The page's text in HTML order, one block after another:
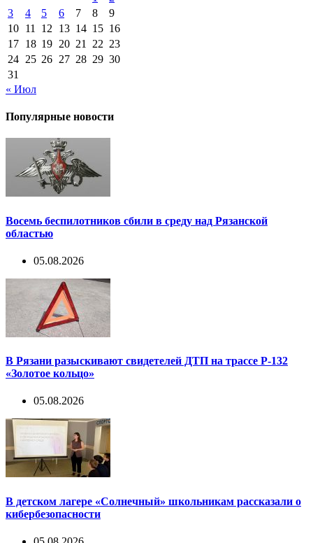
3
4 5 6 7 8
9
10 11 12 13 14 15 16
17 18 19 20 21 22 23
24 25 26 27 28 29 30
31
« Июл
Популярные новости
Восемь беспилотников сбили в среду над Рязанской
областью
05.08.2026
В Рязани разыскивают свидетелей ДТП на трассе Р-132
«Золотое кольцо»
05.08.2026
В детском лагере «Солнечный» школьникам рассказали о
кибербезопасности